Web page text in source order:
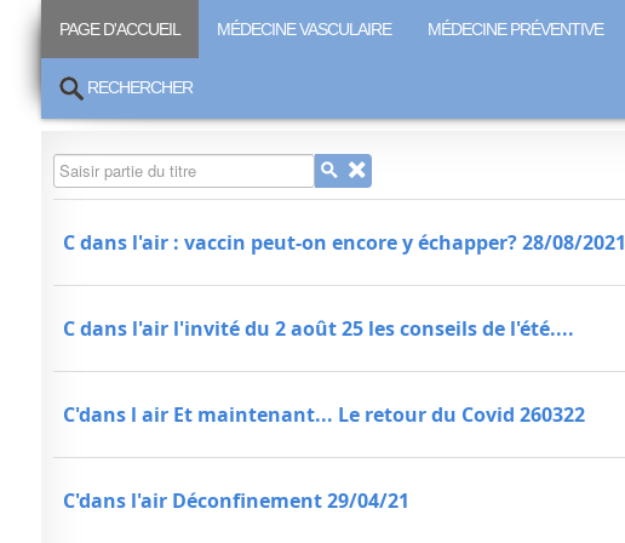
PAGE D'ACCUEIL MÉDECINE VASCULAIRE MÉDECINE PRÉVENTIVE
RECHERCHER
Saisir partie du titre
C dans l'air : vaccin peut-on encore y échapper? 28/08/2021
C dans l'air l'invité du 2 août 25 les conseils de l'été....
C'dans l air Et maintenant... Le retour du Covid 260322
C'dans l'air Déconfinement 29/04/21